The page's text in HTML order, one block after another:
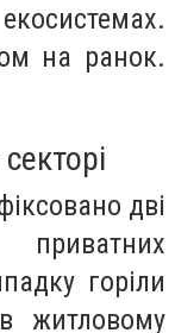
на ранок.
дві
горіли
житловому